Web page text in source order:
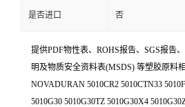
是否进口 否
提供PDF物性表、ROHS报告、SGS报告
明及物质安全资料表(MSDS) 等塑胶原料
NOVADURAN 5010CR2 5010CTN33
5010G30 5010G30TZ 5010G30X4